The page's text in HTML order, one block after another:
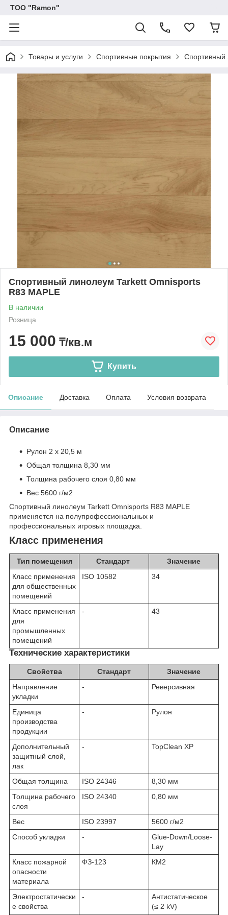
ТОО "Ramon"
Товары и услуги Спортивные покрытия Спортивный
Спортивный линолеум Tarkett Omnisports
R83 MAPLE
В наличии
Розница
15 000 ₸/кв.м
Купить
Описание Доставка Оплата Условия возврата
Описание
Рулон 2 x 20,5 м
Общая толщина 8,30 мм
Толщина рабочего слоя 0,80 мм
Вес 5600 г/м2
Спортивный линолеум Tarkett Omnisports R83 MAPLE
применяется на полупрофессиональных и
профессиональных игровых площадка.
Класс применения
Тип помещения Стандарт
Значение
Класс применения
для общественных
помещений
ISO 10582 34
Класс применения
для
промышленных
помещений
- 43
Технические характеристики
Свойства Стандарт
Значение
Направление
укладки
- Реверсивная
Единица
производства
продукции
- Рулон
Дополнительный
защитный слой,
лак
- TopClean XP
Общая толщина ISO 24346
8,30 мм
Толщина рабочего
слоя
ISO 24340 0,80 мм
Вес ISO 23997
5600 г/м2
Способ укладки
-
Glue-Down/Loose-
Lay
Класс пожарной
опасности
материала
ФЗ-123 КМ2
Электростатически
е свойства
-
Антистатическое
(≤ 2 kV)